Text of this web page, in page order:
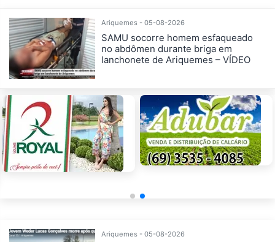
Ariquemes - 05-08-2026
SAMU socorre homem esfaqueado
no abdômen durante briga em
lanchonete de Ariquemes – VÍDEO
Ariquemes - 05-08-2026